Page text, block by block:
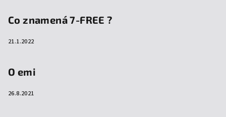
Co znamená 7-FREE ?
21.1.2022
O emi
26.8.2021